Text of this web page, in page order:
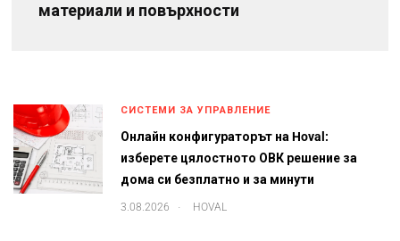
материали и повърхности
СИСТЕМИ ЗА УПРАВЛЕНИЕ
Онлайн конфигураторът на Hoval:
изберете цялостното ОВК решение за
дома си безплатно и за минути
3.08.2026 . HOVAL